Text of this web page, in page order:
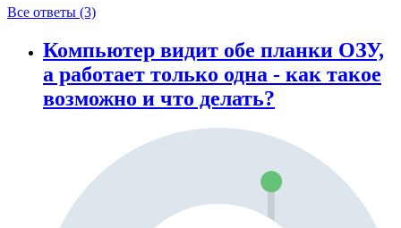
Все ответы (3)
Компьютер видит обе планки ОЗУ,
а работает только одна - как такое
возможно и что делать?